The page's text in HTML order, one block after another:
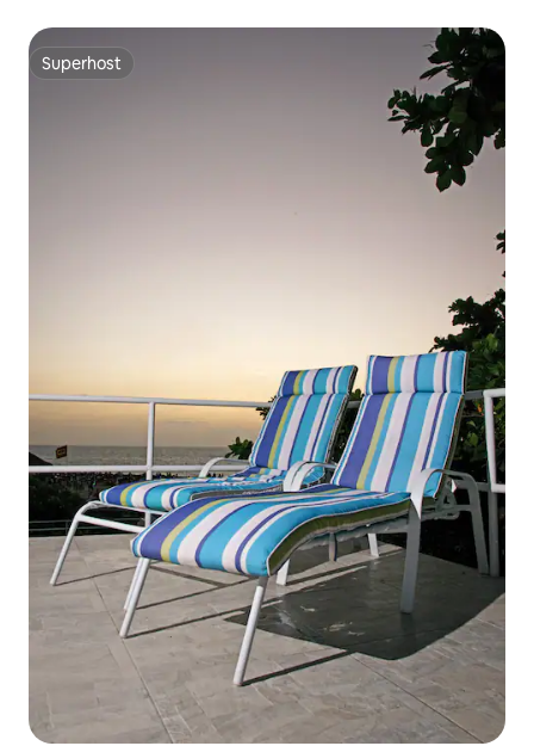
Superhost
Superhost